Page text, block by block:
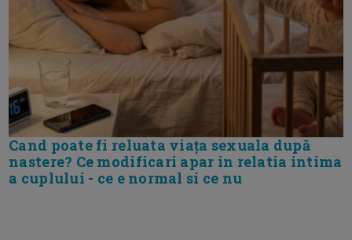
Cand poate fi reluata viața sexuala după
nastere? Ce modificari apar in relatia intima
a cuplului - ce e normal si ce nu